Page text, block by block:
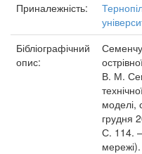
Приналежність:
Бібліографічний
опис:
В. М.
моделі,
грудня
С. 114.
мережі).